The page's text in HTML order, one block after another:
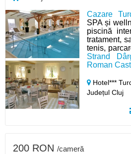
Cazare
SPA și
piscină
tratament,
tenis,
Strand
Roman
Hotel***
Județul Cluj
200 RON /cameră